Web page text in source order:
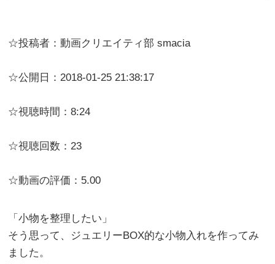
☆投稿者：動画クリエイティ部 smacia
☆公開日：2018-01-25 21:38:17
☆視聴時間：8:24
☆視聴回数：23
☆動画の評価：5.00
「小物を整理したい」
そう思って、ジュエリーBOX的な小物入れを作ってみ
ました。